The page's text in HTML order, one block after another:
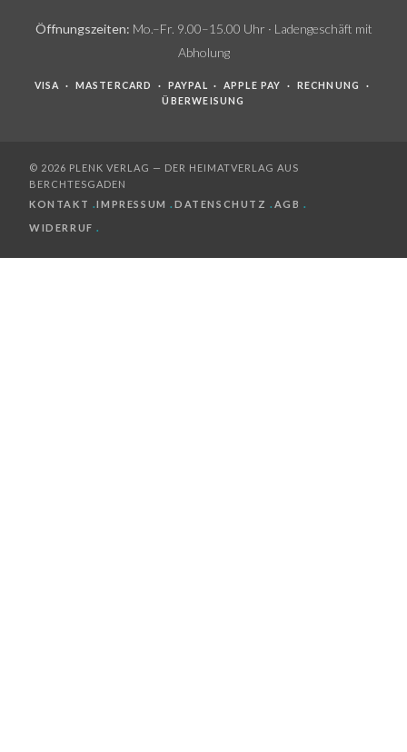
Öffnungszeiten: Mo.–Fr. 9.00–15.00 Uhr · Ladengeschäft mit
Abholung
VISA · MASTERCARD · PAYPAL · APPLE PAY · RECHNUNG ·
ÜBERWEISUNG
© 2026 PLENK VERLAG — DER HEIMATVERLAG AUS
BERCHTESGADEN
KONTAKT
.IMPRESSUM .DATENSCHUTZ AGB
WIDERRUF